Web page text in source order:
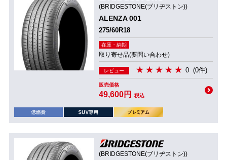
(BRIDGESTONE(ブリヂストン))
ALENZA 001
275/60R18
在庫・納期
取り寄せ品(要問い合わせ)
レビュー 0 (0件)
販売価格
49,600円 税込
(BRIDGESTONE(ブリヂストン))